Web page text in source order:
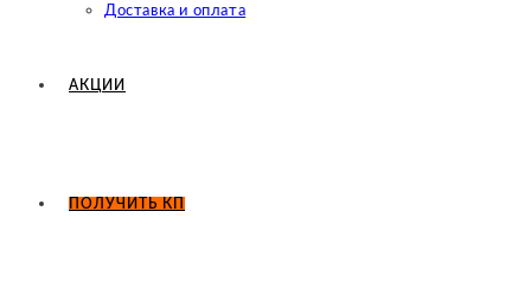
Доставка и оплата
АКЦИИ
ПОЛУЧИТЬ КП